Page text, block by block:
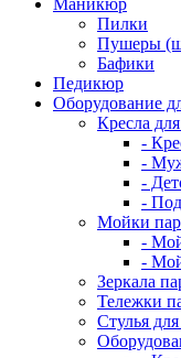
Маникюр
Пилки
Пушеры
Бафики
Педикюр
Оборудование
Кресла
-
-
-
-
Мойки
-
-
Зеркала
Тележки
Стулья